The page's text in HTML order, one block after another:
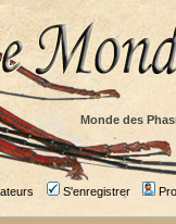
Monde des
S'enregistrer